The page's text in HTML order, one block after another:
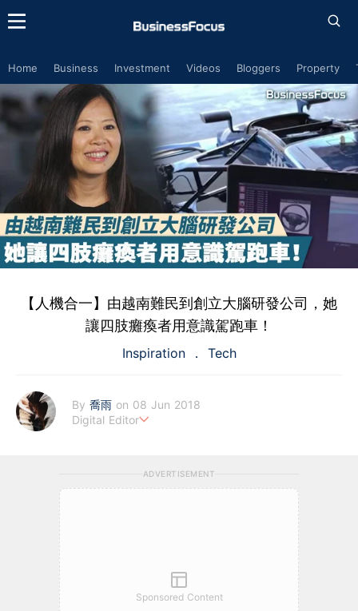
Home Business Investment Videos Bloggers Property
【人機合一】由越南難民到創立大腦研發公司，她
讓四肢癱瘓者用意識駕跑車！
Inspiration Tech
By 喬雨 on 08 Jun 2018
Digital Editor
ADVERTISEMENT
Sponsored Content